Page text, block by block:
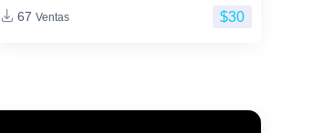
67 Ventas $30